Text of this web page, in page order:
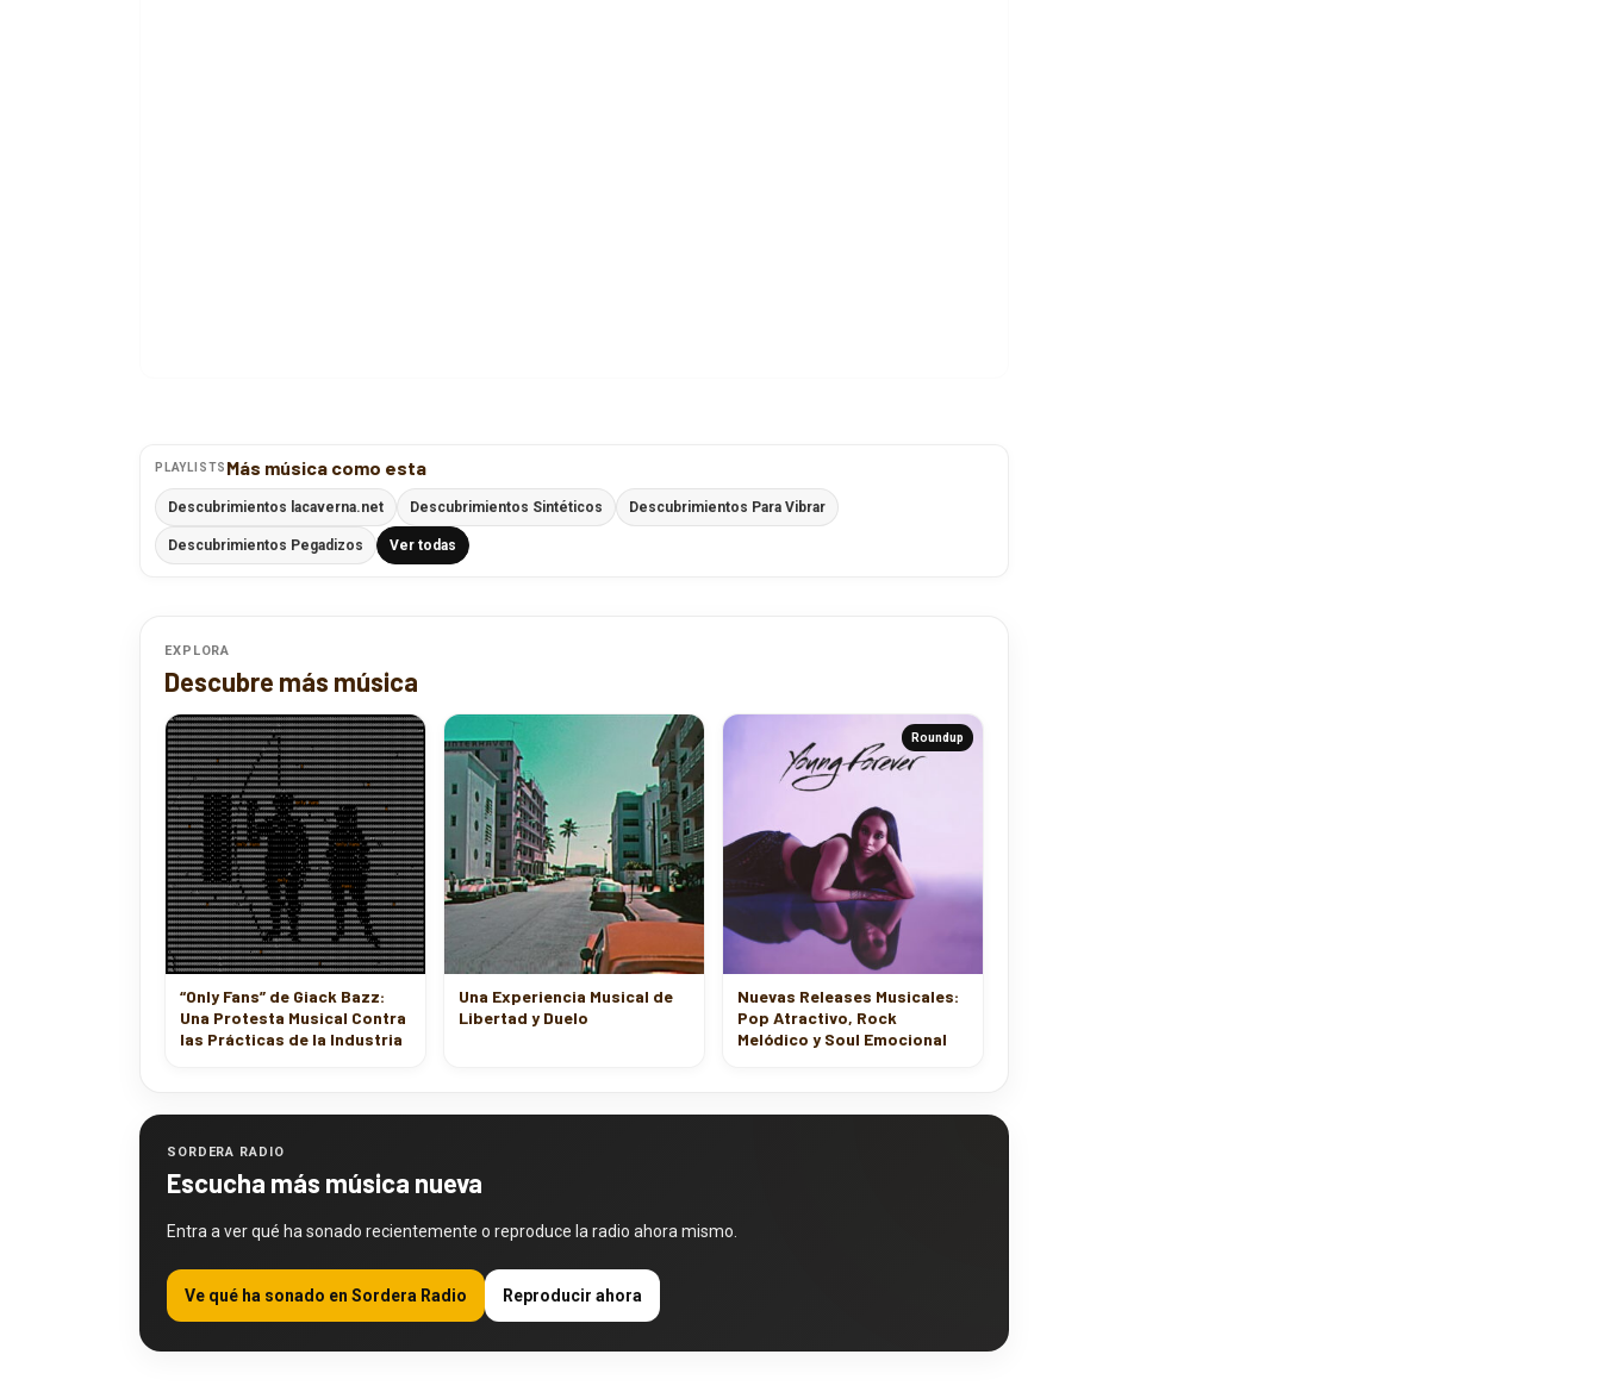
PLAYLISTS Más música como esta
Descubrimientos lacaverna.net Descubrimientos Sintéticos Descubrimientos Para Vibrar
Descubrimientos Pegadizos Ver todas
EXPLORA
Descubre más música
“Only Fans” de Giack Bazz:
Una Protesta Musical Contra
las Prácticas de la Industria
Una Experiencia Musical de
Libertad y Duelo
Roundup
Nuevas Releases Musicales:
Pop Atractivo, Rock
Melódico y Soul Emocional
SORDERA RADIO
Escucha más música nueva
Entra a ver qué ha sonado recientemente o reproduce la radio ahora mismo.
Ve qué ha sonado en Sordera Radio Reproducir ahora